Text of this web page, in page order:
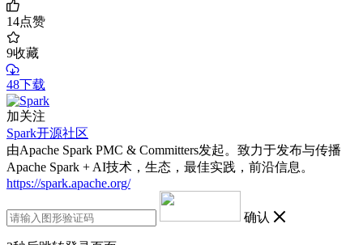
14点赞
9收藏
48下载
加关注
Spark开源社区
由Apache Spark PMC & Committers发起。致力于发布与传播
Apache Spark + AI技术，生态，最佳实践，前沿信息。
https://spark.apache.org/
确认